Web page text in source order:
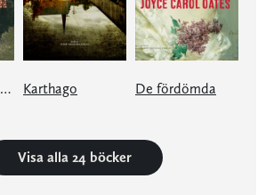
Det förlorade landskapet Karthago De fördömda
Visa alla 24 böcker